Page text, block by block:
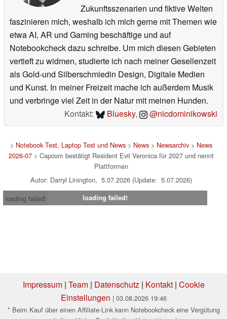
Zukunftsszenarien und fiktive Welten
faszinieren mich, weshalb ich mich gerne mit Themen wie
etwa AI, AR und Gaming beschäftige und auf
Notebookcheck dazu schreibe. Um mich diesen Gebieten
vertieft zu widmen, studierte ich nach meiner Gesellenzeit
als Gold-und Silberschmiedin Design, Digitale Medien
und Kunst. In meiner Freizeit mache ich außerdem Musik
und verbringe viel Zeit in der Natur mit meinen Hunden.
Kontakt:
Bluesky, @nicdominikowski
> Notebook Test, Laptop Test und News> News> Newsarchiv> News
2026-07> Capcom bestätigt Resident Evil Veronica für 2027 und nennt
Plattformen
Autor: Darryl Linington, 5.07.2026 (Update: 5.07.2026)
loading failed!
loading failed!
Impressum| Team| Datenschutz| Kontakt| Cookie
Einstellungen | 03.08.2026 19:46
* Beim Kauf über einen Affiliate-Link kann Notebookcheck eine Vergütung